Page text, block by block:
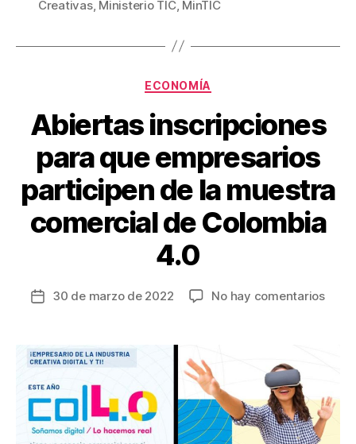
o
tir
Creativas, Ministerio TIC, MinTIC
Categorías
ECONOMÍA
Abiertas inscripciones
para que empresarios
participen de la muestra
comercial de Colombia
4.0
Fecha
entrada
30 de marzo de 2022 No hay comentariosen
de
la